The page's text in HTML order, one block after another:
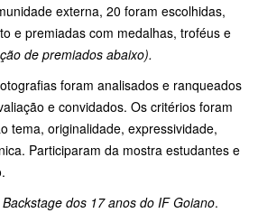
externa, 20 foram escolhidas,
e premiadas com medalhas, troféus e
de premiados abaixo).
foram analisados e ranqueados
e convidados. Os critérios foram
tema, originalidade, expressividade,
Participaram da mostra estudantes e
Backstage dos 17 anos do IF Goiano.